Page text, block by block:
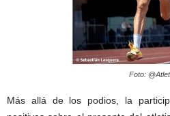
Foto:
Más allá de los podios, la